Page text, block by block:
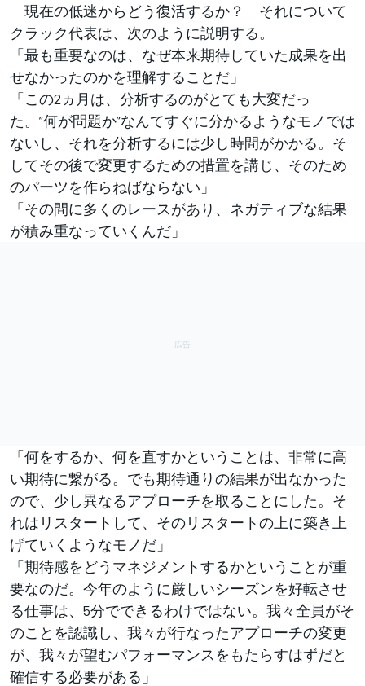
現在の低迷からどう復活するか？ それについて
クラック代表は、次のように説明する。
「最も重要なのは、なぜ本来期待していた成果を出
せなかったのかを理解することだ」
「この2ヵ月は、分析するのがとても大変だっ
た。”何が問題か”なんてすぐに分かるようなモノでは
ないし、それを分析するには少し時間がかかる。そ
してその後で変更するための措置を講じ、そのため
のパーツを作らねばならない」
「その間に多くのレースがあり、ネガティブな結果
が積み重なっていくんだ」
「何をするか、何を直すかということは、非常に高
い期待に繋がる。でも期待通りの結果が出なかった
ので、少し異なるアプローチを取ることにした。そ
れはリスタートして、そのリスタートの上に築き上
げていくようなモノだ」
「期待感をどうマネジメントするかということが重
要なのだ。今年のように厳しいシーズンを好転させ
る仕事は、5分でできるわけではない。我々全員がそ
のことを認識し、我々が行なったアプローチの変更
が、我々が望むパフォーマンスをもたらすはずだと
確信する必要がある」